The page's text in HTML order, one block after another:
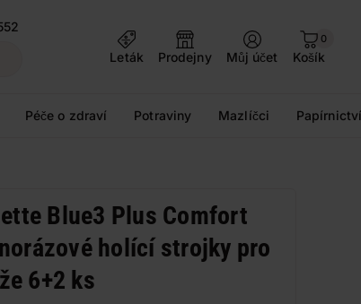
Leták
Prodejny Můj účet
0
Košík
Péče o zdraví Potraviny Mazlíčci
Blue3 Plus Comfort
holící strojky pro
6+2 ks